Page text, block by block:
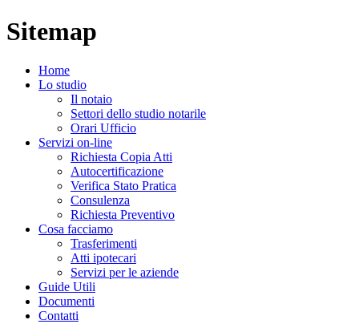
Sitemap
Home
Lo studio
Il notaio
Settori dello studio notarile
Orari Ufficio
Servizi on-line
Richiesta Copia Atti
Autocertificazione
Verifica Stato Pratica
Consulenza
Richiesta Preventivo
Cosa facciamo
Trasferimenti
Atti ipotecari
Servizi per le aziende
Guide Utili
Documenti
Contatti